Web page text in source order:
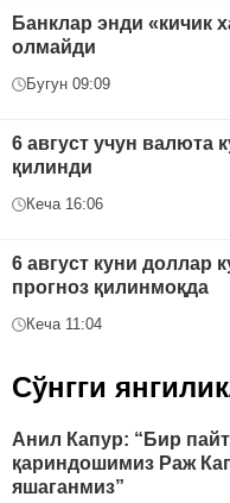
Банклар энди «кичик
олмайди
Бугун 09:09
6 август учун валюта
қилинди
Кеча 16:06
6 август куни доллар
прогноз қилинмоқда
Кеча 11:04
Сўнгги
Анил Капур: “Бир
қариндошимиз Раж
яшаганмиз”